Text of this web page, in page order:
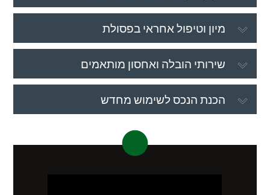
מיון וטיפול אחראי בפסולת
שירותי הובלה ואחסון מותאמים
הכנת הנכס לשימוש מחדש